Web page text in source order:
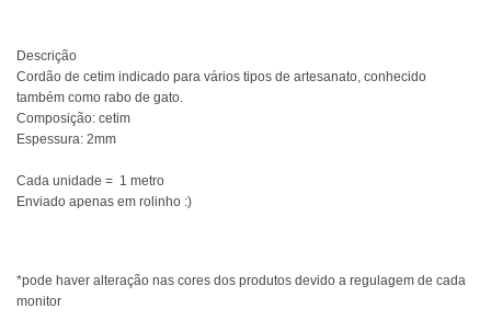
Descrição
Cordão de cetim indicado para vários tipos de artesanato, conhecido
também como rabo de gato.
Composição: cetim
Espessura: 2mm
Cada unidade = 1 metro
Enviado apenas em rolinho :)
*pode haver alteração nas cores dos produtos devido a regulagem de cada
monitor